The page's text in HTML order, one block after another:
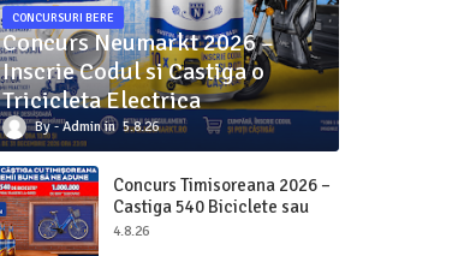
CONCURSURI BERE
Concurs Neumarkt 2026 –
Inscrie Codul si Castiga o
Tricicleta Electrica
Admin 5.8.26
Concurs Timisoreana 2026 –
Castiga 540 Biciclete sau
Beri pe Loc
4.8.26